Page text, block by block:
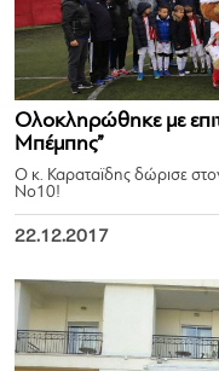
Ολοκληρώθηκε με
Μπέμπης”
Ο κ. Καραταϊδης δώρισε
Νο10!
22.12.2017